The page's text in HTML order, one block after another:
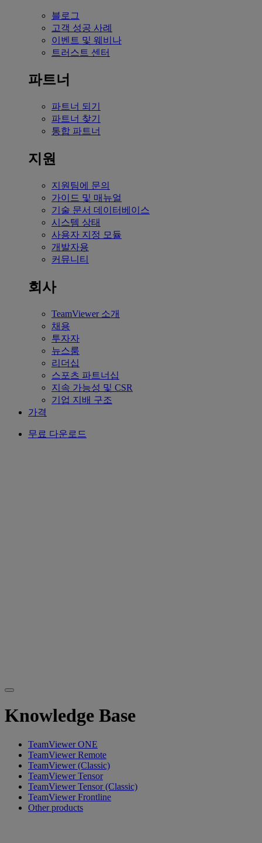
블로그
고객 성공 사례
이벤트 및 웨비나
트러스트 센터
파트너
파트너 되기
파트너 찾기
통합 파트너
지원
지원팀에 문의
가이드 및 매뉴얼
기술 문서 데이터베이스
시스템 상태
사용자 지정 모듈
개발자용
커뮤니티
회사
TeamViewer 소개
채용
투자자
뉴스룸
리더십
스포츠 파트너십
지속 가능성 및 CSR
기업 지배 구조
가격
무료 다운로드
Knowledge Base
TeamViewer ONE
TeamViewer Remote
TeamViewer (Classic)
TeamViewer Tensor
TeamViewer Tensor (Classic)
TeamViewer Frontline
Other products